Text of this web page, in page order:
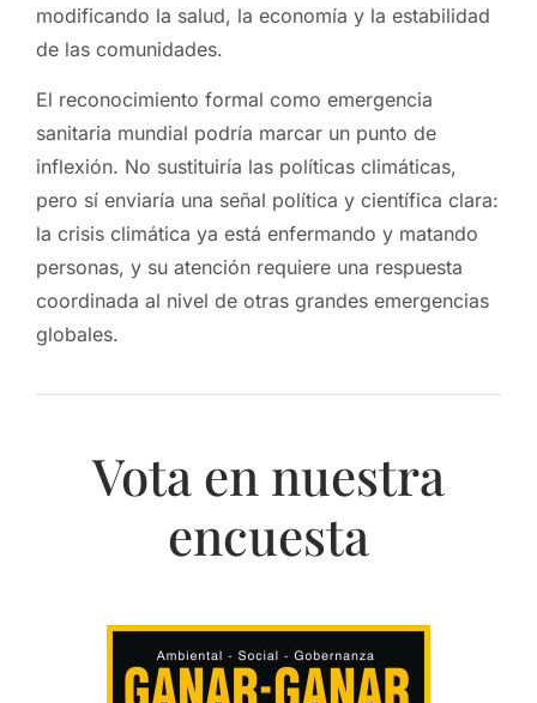
modificando la salud, la economía y la estabilidad
de las comunidades.
El reconocimiento formal como emergencia
sanitaria mundial podría marcar un punto de
inflexión. No sustituiría las políticas climáticas,
pero sí enviaría una señal política y científica clara:
la crisis climática ya está enfermando y matando
personas, y su atención requiere una respuesta
coordinada al nivel de otras grandes emergencias
globales.
Vota en nuestra
encuesta